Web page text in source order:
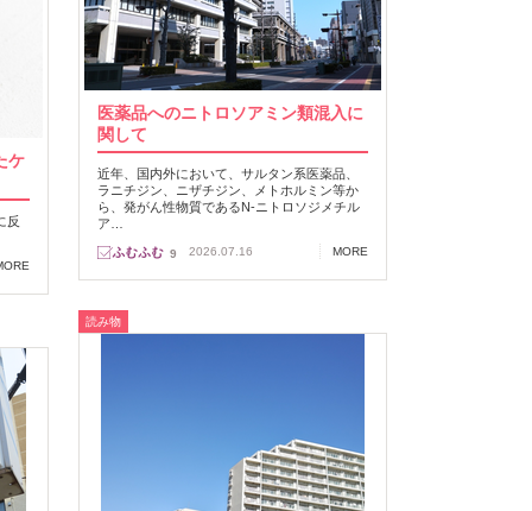
医薬品へのニトロソアミン類混入に
関して
近年、国内外において、サルタン系医薬品、
ラニチジン、ニザチジン、メトホルミン等か
ら、発がん性物質であるN‐ニトロソジメチル
ア…
9 2026.07.16 MORE
ケ
反
読み物